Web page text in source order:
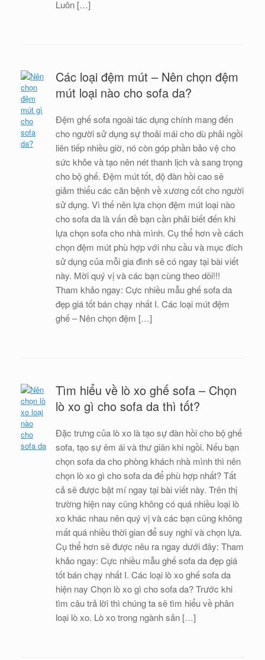
Luôn […]
Các loại đệm mút – Nên chọn đệm
mút loại nào cho sofa da?
Đệm ghế sofa ngoài tác dụng chính mang đến
cho người sử dụng sự thoải mái cho dù phải ngồi
liên tiếp nhiều giờ, nó còn góp phần bảo vệ cho
sức khỏe và tạo nên nét thanh lịch và sang trọng
cho bộ ghế. Đệm mút tốt, độ đàn hồi cao sẽ
giảm thiểu các căn bệnh về xương cốt cho người
sử dụng. Vì thế nên lựa chọn đệm mút loại nào
cho sofa da là vấn đề bạn cần phải biết đến khi
lựa chọn sofa cho nhà mình. Cụ thể hơn về cách
chọn đệm mút phù hợp với nhu cầu và mục đích
sử dụng của mỗi gia đình sẽ có ngay tại bài viết
này. Mời quý vị và các bạn cùng theo dõi!!!
Tham khảo ngay: Cực nhiều mẫu ghế sofa da
đẹp giá tốt bán chạy nhất I. Các loại mút đệm
ghế – Nên chọn đệm […]
Tìm hiểu về lò xo ghế sofa – Chọn
lò xo gì cho sofa da thì tốt?
Đặc trưng của lò xo là tạo sự đàn hồi cho bộ ghế
sofa, tạo sự êm ái và thư giãn khi ngồi. Nếu bạn
chọn sofa da cho phòng khách nhà mình thì nên
chọn lò xo gì cho sofa da để phù hợp nhất? Tất
cả sẽ được bật mí ngay tại bài viết này. Trên thị
trường hiện nay cũng không có quá nhiều loại lò
xo khác nhau nên quý vị và các bạn cũng không
mất quá nhiều thời gian để suy nghĩ và chọn lựa.
Cụ thể hơn sẽ được nêu ra ngay dưới đây: Tham
khảo ngay: Cực nhiều mẫu ghế sofa da đẹp giá
tốt bán chạy nhất I. Các loại lò xo ghế sofa da
hiện nay Chọn lò xo gì cho sofa da? Trước khi
tìm câu trả lời thì chúng ta sẽ tìm hiểu về phân
loại lò xo. Lò xo trong ngành sản […]